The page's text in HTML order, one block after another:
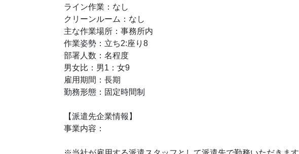
ライン作業：なし
クリーンルーム：なし
主な作業場所：事務所内
作業姿勢：立ち2:座り8
部署人数：名程度
男女比：男1：女9
雇用期間：長期
勤務形態：固定時間制
【派遣先企業情報】
事業内容：